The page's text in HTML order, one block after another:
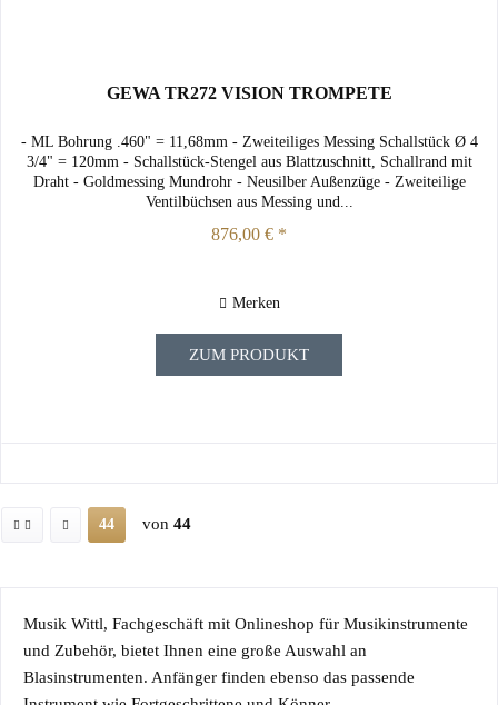
GEWA TR272 VISION TROMPETE
- ML Bohrung .460" = 11,68mm - Zweiteiliges Messing Schallstück Ø 4
3/4" = 120mm - Schallstück-Stengel aus Blattzuschnitt, Schallrand mit
Draht - Goldmessing Mundrohr - Neusilber Außenzüge - Zweiteilige
Ventilbüchsen aus Messing und...
876,00 € *
Merken
ZUM PRODUKT
44 von 44
Musik Wittl, Fachgeschäft mit Onlineshop für Musikinstrumente
und Zubehör, bietet Ihnen eine große Auswahl an
Blasinstrumenten. Anfänger finden ebenso das passende